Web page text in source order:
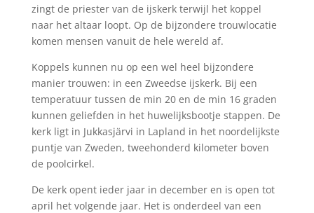
zingt de priester van de ijskerk terwijl het koppel
naar het altaar loopt. Op de bijzondere trouwlocatie
komen mensen vanuit de hele wereld af.
Koppels kunnen nu op een wel heel bijzondere
manier trouwen: in een Zweedse ijskerk. Bij een
temperatuur tussen de min 20 en de min 16 graden
kunnen geliefden in het huwelijksbootje stappen. De
kerk ligt in Jukkasjärvi in Lapland in het noordelijkste
puntje van Zweden, tweehonderd kilometer boven
de poolcirkel.
De kerk opent ieder jaar in december en is open tot
april het volgende jaar. Het is onderdeel van een